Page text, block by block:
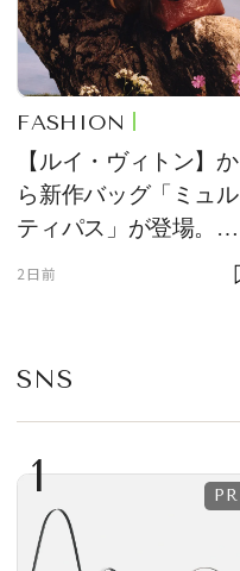
FASHION
【ルイ・ヴィトン】か
ら新作バッグ「ミュル
ティパス」が登場。ミ
ニサイズもラインナッ
2日前
SNS
1